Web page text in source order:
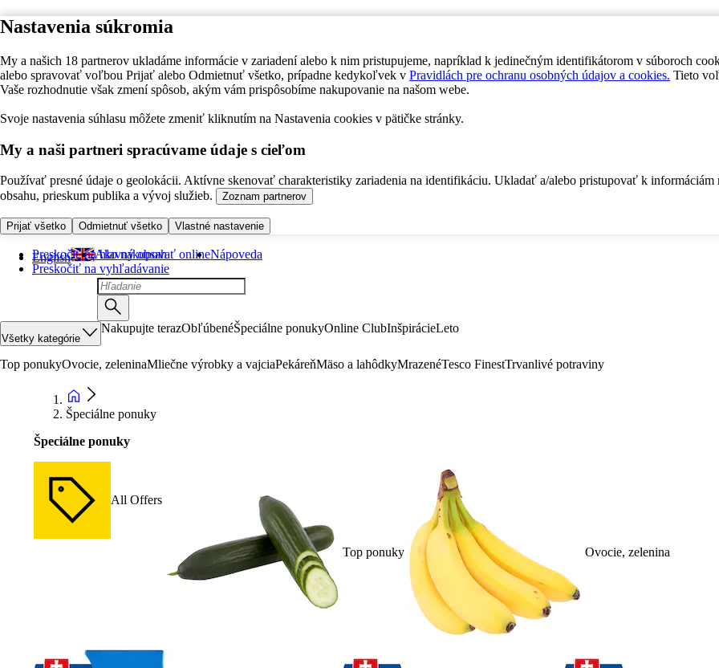
Nastavenia súkromia
My a našich 18 partnerov ukladáme informácie v zariadení alebo k nim pristupujeme, napríklad k jedinečným identifikátorom v súboroch
alebo spravovať voľbou Prijať alebo Odmietnuť všetko, prípadne kedykoľvek v Pravidlách pre ochranu osobných údajov a cookies. Tieto
Vaše rozhodnutie však zmení spôsob, akým vám prispôsobíme nakupovanie na našom webe.
Svoje nastavenia súhlasu môžete zmeniť kliknutím na Nastavenia cookies v pätičke stránky.
My a naši partneri spracúvame údaje s cieľom
Používať presné údaje o geolokácii. Aktívne skenovať charakteristiky zariadenia na identifikáciu. Ukladať a/alebo pristupovať k informáciám
obsahu, prieskum publika a vývoj služieb.
Zoznam partnerov
Prijať všetko Odmietnuť všetko Vlastné nastavenie
Preskočiť na hlavný obsah
Preskočiť na vyhľadávanie
English Ako nakupovať onlineNápoveda
Všetky kategórie
Nakupujte terazObľúbenéŠpeciálne ponukyOnline ClubInšpirácieLeto
Top ponukyOvocie, zeleninaMliečne výrobky a vajciaPekáreňMäso a lahôdkyMrazenéTesco FinestTrvanlivé potraviny
Špeciálne ponuky
Špeciálne ponuky
All Offers
Top ponuky Ovocie, zelenina